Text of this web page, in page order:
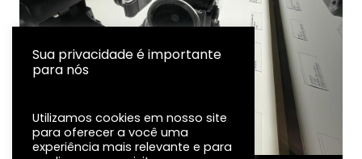
Sua privacidade é importante
para nós
Utilizamos cookies em nosso site
para oferecer a você uma
experiência mais relevante e para